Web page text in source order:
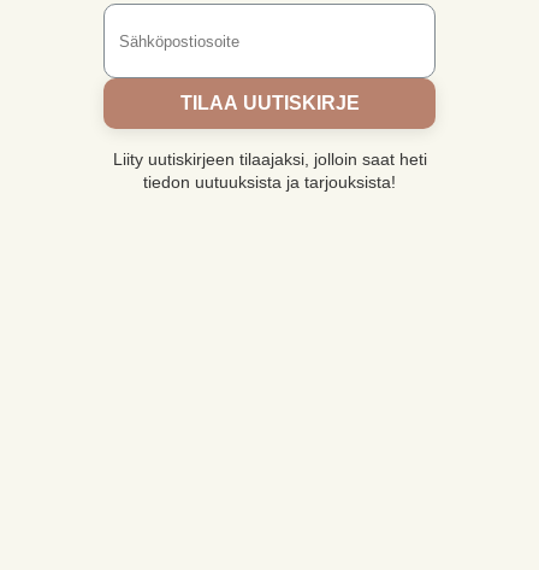
TILAA UUTISKIRJE
Liity uutiskirjeen tilaajaksi, jolloin saat heti
tiedon uutuuksista ja tarjouksista!